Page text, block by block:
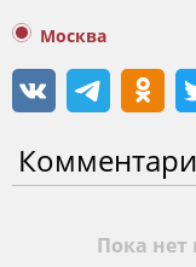
Москва
Пока